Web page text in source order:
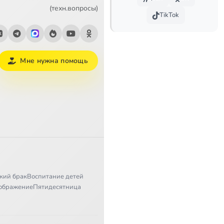
2:05
4:07
0:43
1:11
(техн.вопросы)
Мне нужна помощь
бракВоспитание детей
Пятидесятница
TikTok